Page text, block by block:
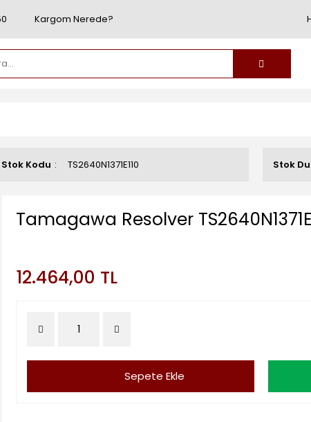
Kargom Nerede?
Stok Kodu TS2640N1371E110 Stok
Tamagawa Resolver
12.464,00 TL
Sepete Ekle